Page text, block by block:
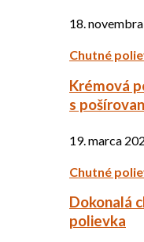
18.
Chutné
Krémová
s
19. marca
Chutné
Dokonalá
polievka